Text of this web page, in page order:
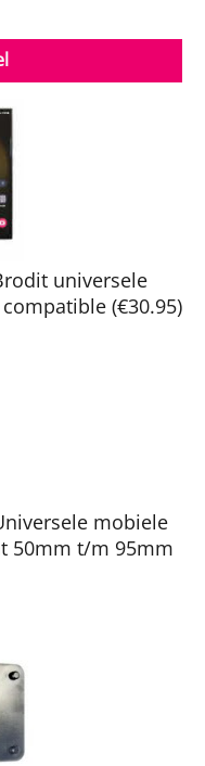
universele
(€30.95)
mobiele
50mm t/m 95mm